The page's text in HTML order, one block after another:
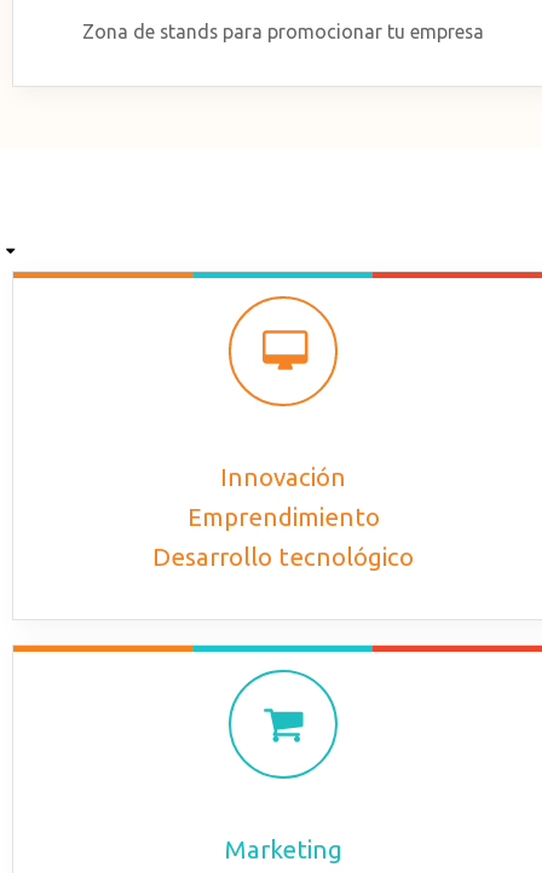
Innovación
Desarrollo tecnológico